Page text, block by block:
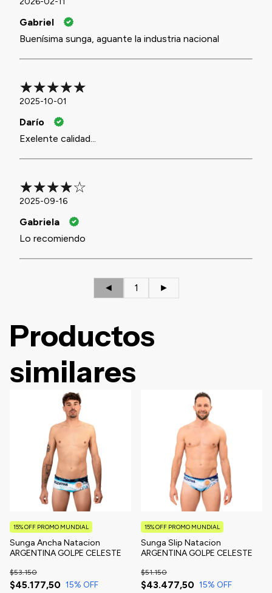
Gabriel
Buenísima sunga, aguante la industria nacional
2025-10-01
Darío
Exelente calidad...
2025-09-16
Gabriela
Lo recomiendo
◄ 1 ►
Productos
similares
Sunga Ancha Natacion
ARGENTINA GOLPE CELESTE
$45.177,50
$53.150
15% OFF
15% OFF PROMO MUNDIAL
Sunga Slip Natacion
ARGENTINA GOLPE CELESTE
$43.477,50
$51.150
15% OFF
15% OFF PROMO MUNDIAL